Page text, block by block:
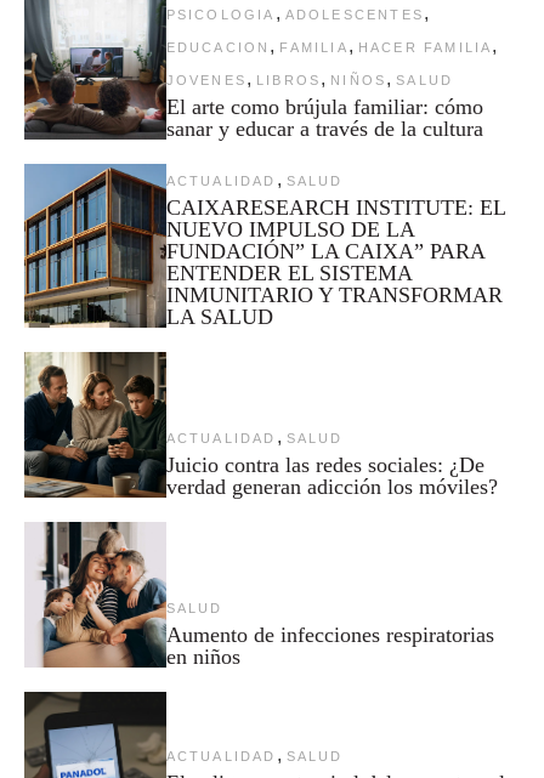
PSICOLOGIA , ADOLESCENTES ,
EDUCACION , FAMILIA , HACER FAMILIA ,
JOVENES , LIBROS , NIÑOS , SALUD
El arte como brújula familiar: cómo
sanar y educar a través de la cultura
ACTUALIDAD , SALUD
CAIXARESEARCH INSTITUTE: EL
NUEVO IMPULSO DE LA
FUNDACIÓN” LA CAIXA” PARA
ENTENDER EL SISTEMA
INMUNITARIO Y TRANSFORMAR
LA SALUD
ACTUALIDAD , SALUD
Juicio contra las redes sociales: ¿De
verdad generan adicción los móviles?
SALUD
Aumento de infecciones respiratorias
en niños
ACTUALIDAD , SALUD